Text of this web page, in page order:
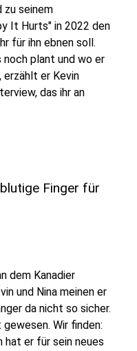
zu seinem
It Hurts" in 2022 den
für ihn ebnen soll.
plant und wo er
erzählt er Kevin
das ihr an
Finger für
dem Kanadier
und Nina meinen er
da nicht so sicher.
Wir finden:
hat er für sein neues